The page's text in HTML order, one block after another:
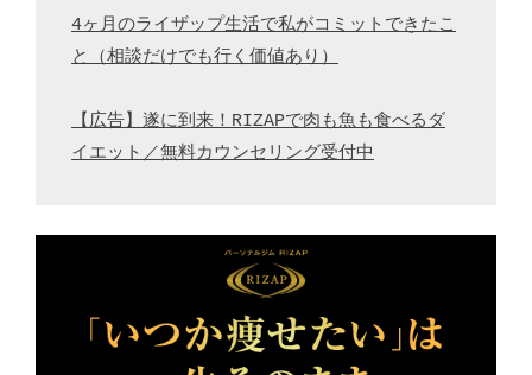
4ヶ月のライザップ生活で私がコミットできたこ
と（相談だけでも行く価値あり）
【広告】遂に到来！RIZAPで肉も魚も食べるダ
イエット／無料カウンセリング受付中